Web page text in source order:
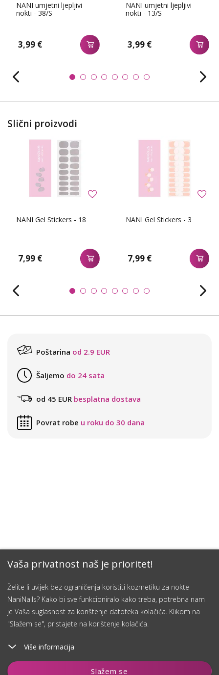
Vaša privatnost naš je prioritet!
Želite li uvijek bez ograničenja koristiti kozmetiku za nokte
NaniNails? Kako bi sve funkcioniralo kako treba, potrebna nam
je Vaša suglasnost za korištenje datoteka kolačića. Klikom na
"Slažem se", pristajete na korištenje kolačića.
Više informacija
Slažem se
Čuvaj
NANI umjetni ljepljivi
nokti - 38/S
3,99 €
NANI umjetni ljepljivi
nokti - 13/S
3,99 €
Slični proizvodi
NANI Gel Stickers - 18
7,99 €
NANI Gel Stickers - 3
7,99 €
Poštarina od 2.9 EUR
Šaljemo do 24 sata
od 45 EUR besplatna dostava
Povrat robe u roku do 30 dana